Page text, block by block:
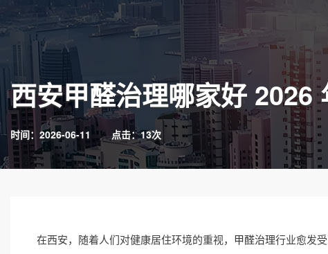
西安甲醛治理哪家好 2026
时间：2026-06-11 点击：13次
在西安，随着人们对健康居住环境的重视， 甲醛治理行业愈发